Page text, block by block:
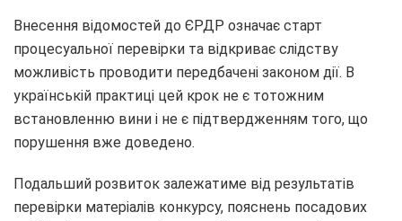
Внесення відомостей до ЄРДР означає старт
процесуальної перевірки та відкриває слідству
можливість проводити передбачені законом дії. В
українській практиці цей крок не є тотожним
встановленню вини і не є підтвердженням того, що
порушення вже доведено.
Подальший розвиток залежатиме від результатів
перевірки матеріалів конкурсу, пояснень посадових